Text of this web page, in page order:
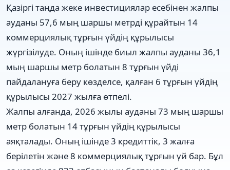
Қазіргі таңда жеке инвестициялар есебінен жалпы
ауданы 57,6 мың шаршы метрді құрайтын 14
коммерциялық тұрғын үйдің құрылысы
жүргізілуде. Оның ішінде биыл жалпы ауданы 36,1
мың шаршы метр болатын 8 тұрғын үйді
пайдалануға беру көзделсе, қалған 6 тұрғын үйдің
құрылысы 2027 жылға өтпелі.
Жалпы алғанда, 2026 жылы ауданы 73 мың шаршы
метр болатын 14 тұрғын үйдің құрылысы
аяқталады. Оның ішінде 3 кредиттік, 3 жалға
берілетін және 8 коммерциялық тұрғын үй бар. Бұл